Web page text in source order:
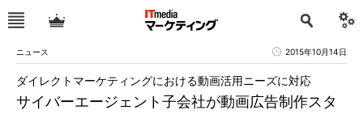
ニュース 2015年10月14日
サイバーエージェント子会社が動画広告制作スタ
ダイレクトマーケティングにおける動画活用ニーズに対応